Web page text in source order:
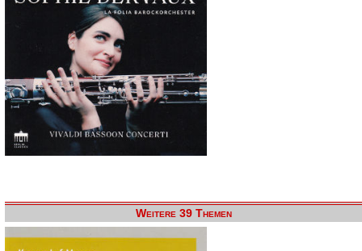
Weitere 39 Themen